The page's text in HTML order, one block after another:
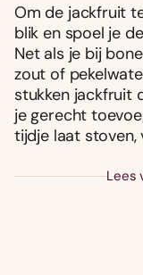
Om de jackfruit
blik en spoel je
Net als je bij
zout of
stukken jackfruit
je gerecht
tijdje laat stoven,
Lees